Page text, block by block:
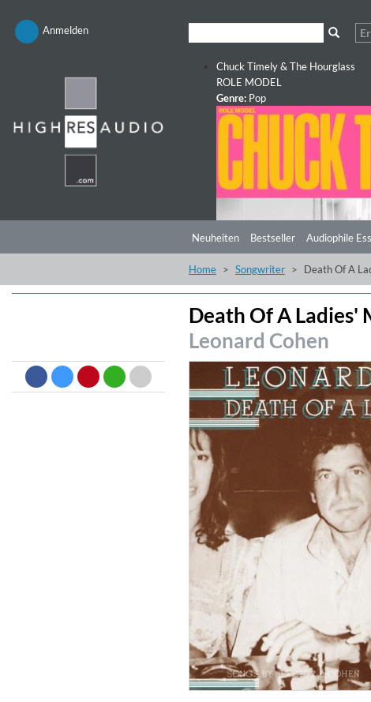
Anmelden
Chuck Timely & The Hourglass
ROLE MODEL
Genre: Pop
Dreamscapes II
Thomas Lemmer
Genre:Electronic
Neuheiten Bestseller Audiophile
Home Songwriter Death Of A
Death Of A Ladies'
Leonard Cohen